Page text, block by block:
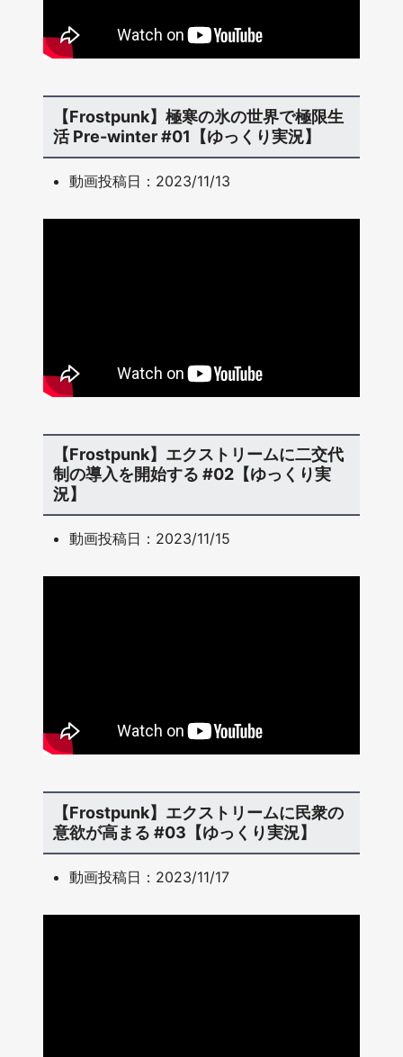
【Frostpunk】極寒の氷の世界で極限生
活 Pre-winter #01【ゆっくり実況】
動画投稿日：2023/11/13
【Frostpunk】エクストリームに二交代
制の導入を開始する #02【ゆっくり実
況】
動画投稿日：2023/11/15
【Frostpunk】エクストリームに民衆の
意欲が高まる #03【ゆっくり実況】
動画投稿日：2023/11/17